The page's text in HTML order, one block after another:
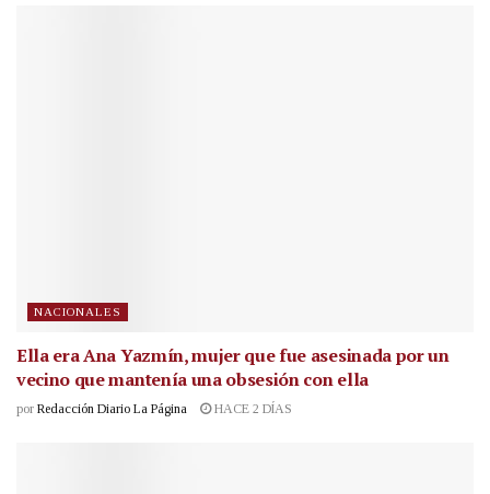
NACIONALES
Ella era Ana Yazmín, mujer que fue asesinada por un
vecino que mantenía una obsesión con ella
por Redacción Diario La Página HACE 2 DÍAS